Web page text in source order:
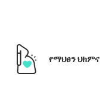
የማህፀን ህክምና